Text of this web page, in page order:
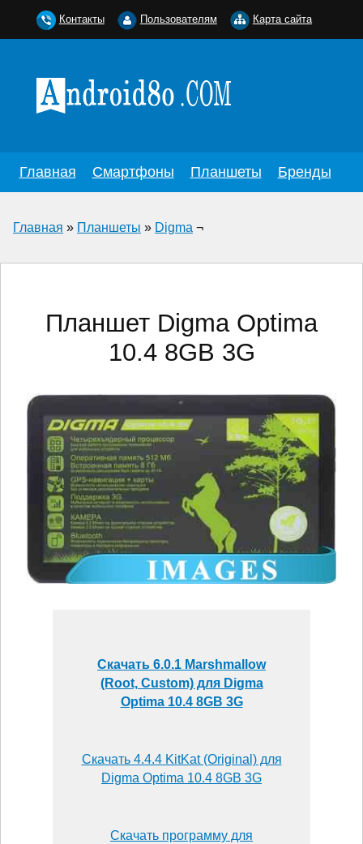
Главная Смартфоны Планшеты Бренды
Главная » Планшеты » Digma ¬
Планшет Digma Optima
10.4 8GB 3G
Скачать 6.0.1 Marshmallow
(Root, Custom) для Digma
Optima 10.4 8GB 3G
Скачать 4.4.4 KitKat (Original) для
Digma Optima 10.4 8GB 3G
Скачать программу для
Контакты Пользователям Карта сайта